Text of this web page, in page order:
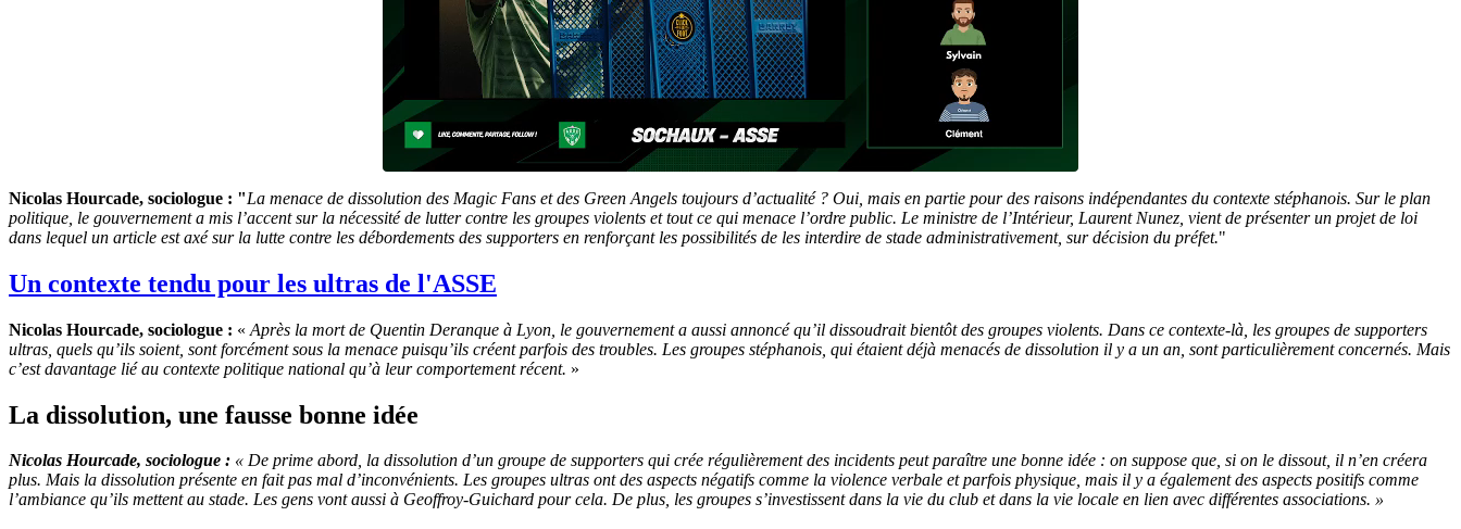
Nicolas Hourcade, sociologue : "La menace de dissolution des Magic Fans et des Green Angels toujours d’actualité ? Oui, mais en partie pour des raisons indépendantes du contexte stéphanois. Sur le plan
politique, le gouvernement a mis l’accent sur la nécessité de lutter contre les groupes violents et tout ce qui menace l’ordre public. Le ministre de l’Intérieur, Laurent Nunez, vient de présenter un projet de loi
dans lequel un article est axé sur la lutte contre les débordements des supporters en renforçant les possibilités de les interdire de stade administrativement, sur décision du préfet."
Un contexte tendu pour les ultras de l'ASSE
Nicolas Hourcade, sociologue : « Après la mort de Quentin Deranque à Lyon, le gouvernement a aussi annoncé qu’il dissoudrait bientôt des groupes violents. Dans ce contexte-là, les groupes de supporters
ultras, quels qu’ils soient, sont forcément sous la menace puisqu’ils créent parfois des troubles. Les groupes stéphanois, qui étaient déjà menacés de dissolution il y a un an, sont particulièrement concernés. Mais
c’est davantage lié au contexte politique national qu’à leur comportement récent. »
La dissolution, une fausse bonne idée
Nicolas Hourcade, sociologue : « De prime abord, la dissolution d’un groupe de supporters qui crée régulièrement des incidents peut paraître une bonne idée : on suppose que, si on le dissout, il n’en créera
plus. Mais la dissolution présente en fait pas mal d’inconvénients. Les groupes ultras ont des aspects négatifs comme la violence verbale et parfois physique, mais il y a également des aspects positifs comme
l’ambiance qu’ils mettent au stade. Les gens vont aussi à Geoffroy-Guichard pour cela. De plus, les groupes s’investissent dans la vie du club et dans la vie locale en lien avec différentes associations. »